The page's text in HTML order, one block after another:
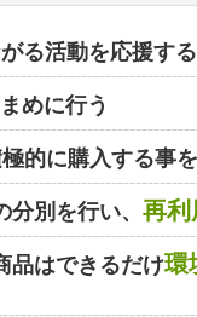
る活動を応援する
めに行う
的に購入する事
別を行い、 再利
品はできるだけ環